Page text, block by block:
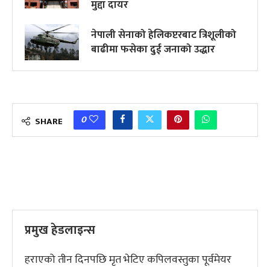
मुद्दा दायर
नेपाली सेनाको हेलिकप्टरबाट त्रिशूलीको
बाढीमा फसेका दुई जनाको उद्धार
SHARE 0
प्रमुख हेडलाइन्स
हराएको तीन दिनपछि मृत भेटिए कपिलवस्तुका पूर्वमेयर